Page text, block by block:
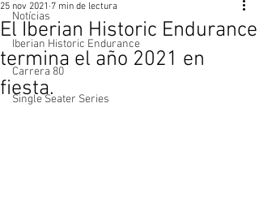
Notícias
Iberian Historic Endurance
Carrera 80
Single Seater Series
El Iberian Historic Endurance
termina el año 2021 en
fiesta.
25 nov 2021 7 min de lectura